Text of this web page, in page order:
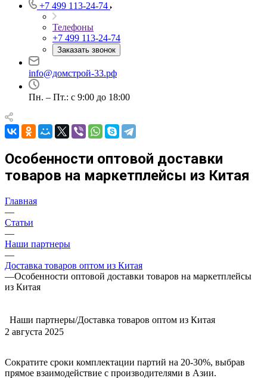
+7 499 113-24-74
Телефоны
+7 499 113-24-74
Заказать звонок
info@домстрой-33.рф
Пн. – Пт.: с 9:00 до 18:00
Особенности оптовой доставки
товаров на маркетплейсы из Китая
Главная
—
Статьи
—
Наши партнеры
—
Доставка товаров оптом из Китая
—Особенности оптовой доставки товаров на маркетплейсы
из Китая
Наши партнеры/Доставка товаров оптом из Китая
2 августа 2025
Сократите сроки комплектации партий на 20-30%, выбрав
прямое взаимодействие с производителями в Азии.